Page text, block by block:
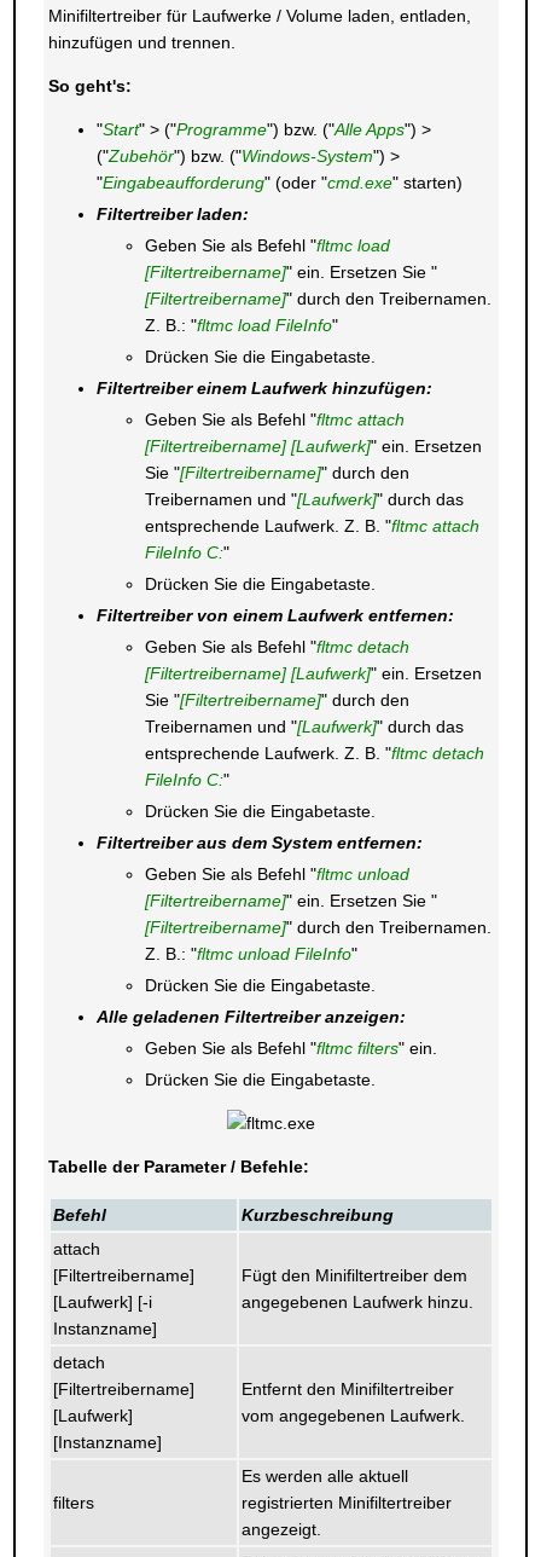
Minifiltertreiber für Laufwerke / Volume laden, entladen,
hinzufügen und trennen.
So geht's:
"Start" > ("Programme") bzw. ("Alle Apps") >
("Zubehör") bzw. ("Windows-System") >
"Eingabeaufforderung" (oder "cmd.exe" starten)
Filtertreiber laden:
Geben Sie als Befehl "fltmc load
[Filtertreibername]" ein. Ersetzen Sie "
[Filtertreibername]" durch den Treibernamen.
Z. B.: "fltmc load FileInfo"
Drücken Sie die Eingabetaste.
Filtertreiber einem Laufwerk hinzufügen:
Geben Sie als Befehl "fltmc attach
[Filtertreibername] [Laufwerk]" ein. Ersetzen
Sie "[Filtertreibername]" durch den
Treibernamen und "[Laufwerk]" durch das
entsprechende Laufwerk. Z. B. "fltmc attach
FileInfo C:"
Drücken Sie die Eingabetaste.
Filtertreiber von einem Laufwerk entfernen:
Geben Sie als Befehl "fltmc detach
[Filtertreibername] [Laufwerk]" ein. Ersetzen
Sie "[Filtertreibername]" durch den
Treibernamen und "[Laufwerk]" durch das
entsprechende Laufwerk. Z. B. "fltmc detach
FileInfo C:"
Drücken Sie die Eingabetaste.
Filtertreiber aus dem System entfernen:
Geben Sie als Befehl "fltmc unload
[Filtertreibername]" ein. Ersetzen Sie "
[Filtertreibername]" durch den Treibernamen.
Z. B.: "fltmc unload FileInfo"
Drücken Sie die Eingabetaste.
Alle geladenen Filtertreiber anzeigen:
Geben Sie als Befehl "fltmc filters" ein.
Drücken Sie die Eingabetaste.
Tabelle der Parameter / Befehle:
Befehl
Kurzbeschreibung
attach
[Filtertreibername]
[Laufwerk] [-i
Instanzname]
Fügt den Minifiltertreiber dem
angegebenen Laufwerk hinzu.
detach
[Filtertreibername]
[Laufwerk]
[Instanzname]
Entfernt den Minifiltertreiber
vom angegebenen Laufwerk.
filters
Es werden alle aktuell
registrierten Minifiltertreiber
angezeigt.